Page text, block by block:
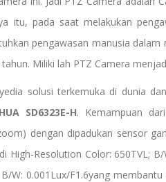
itu, pada saat melakukan
pengawasan manusia
Miliki lah PTZ Camera
solusi terkemuka di dunia
SD6323E-H. Kemampuan
dengan dipadukan sensor
High-Resolution Color: 650TVL;
W: 0.001Lux/F1.6yang